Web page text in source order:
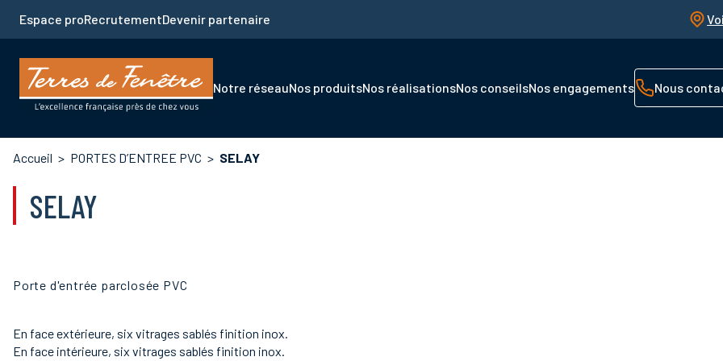
contenu
principal
Espace proRecrutementDevenir partenaire
Navigation
Notre réseauNos produitsNos réalisationsNos conseilsNos engagements Nous
Fil
Accueil PORTES D’ENTREE PVC SELAY
SELAY
Porte d'entrée parclosée PVC
En face extérieure, six vitrages sablés finition inox.
En face intérieure, six vitrages sablés finition inox.